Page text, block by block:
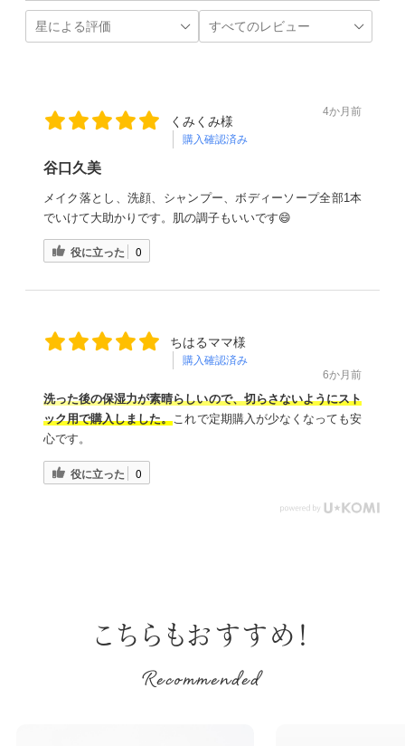
くみくみ様
購入確認済み
4か月前
谷口久美
メイク落とし、洗顔、シャンプー、ボディーソープ全部1本
でいけて大助かりです。肌の調子もいいです😄
役に立った 0
ちはるママ様
購入確認済み
6か月前
洗った後の保湿力が素晴らしいので、切らさないようにスト
ック用で購入しました。これで定期購入が少なくなっても安
心です。
役に立った 0
こちらもおすすめ！
Recommended